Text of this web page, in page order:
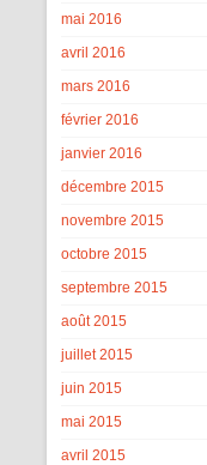
mai 2016
avril 2016
mars 2016
février 2016
janvier 2016
décembre 2015
novembre 2015
octobre 2015
septembre 2015
août 2015
juillet 2015
juin 2015
mai 2015
avril 2015